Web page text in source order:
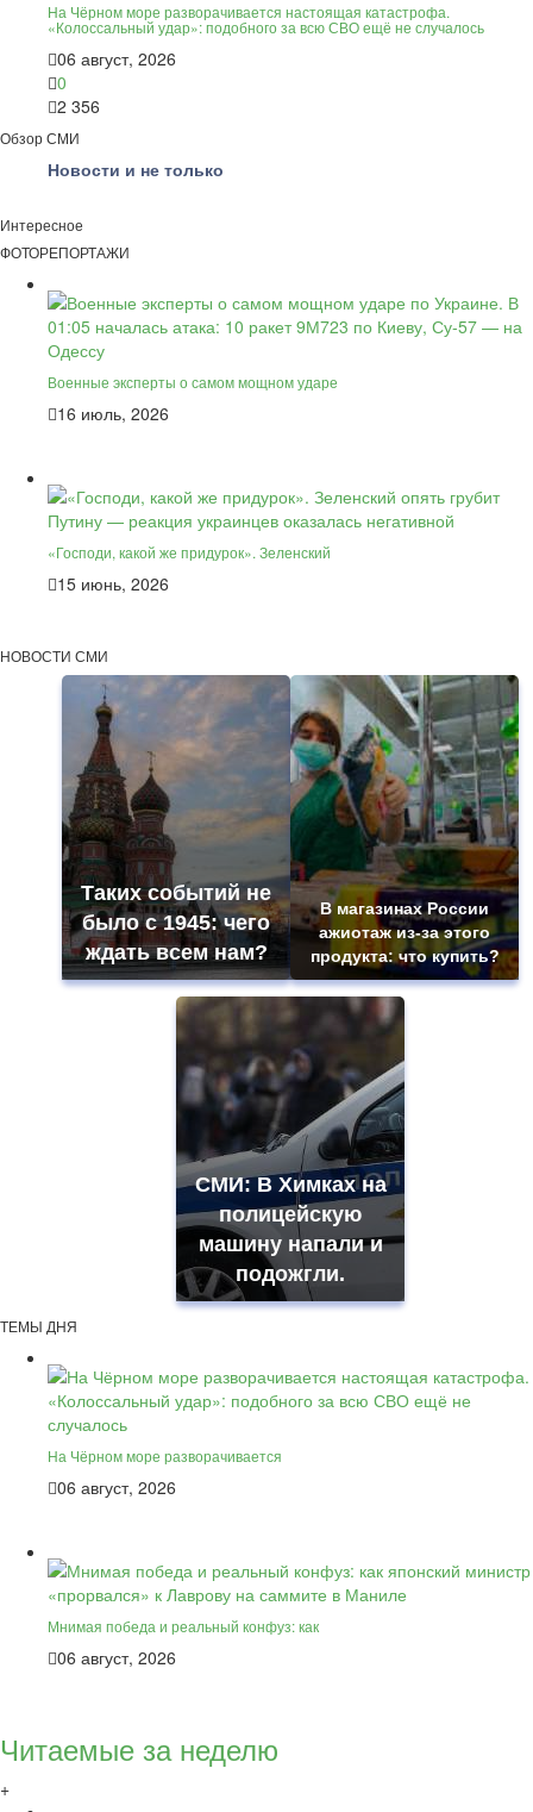
На Чёрном море разворачивается настоящая катастрофа.
«Колоссальный удар»: подобного за всю СВО ещё не случалось
06 август, 2026
0
2 356
Обзор СМИ
Новости и не только
Интересное
ФОТОРЕПОРТАЖИ
Военные эксперты о самом мощном ударе
16 июль, 2026
«Господи, какой же придурок». Зеленский
15 июнь, 2026
НОВОСТИ СМИ
Таких событий не
было с 1945: чего
ждать всем нам?
В магазинах России
ажиотаж из-за этого
продукта: что купить?
СМИ: В Химках на
полицейскую
машину напали и
подожгли.
ТЕМЫ ДНЯ
На Чёрном море разворачивается
06 август, 2026
Мнимая победа и реальный конфуз: как
06 август, 2026
Читаемые за неделю
+